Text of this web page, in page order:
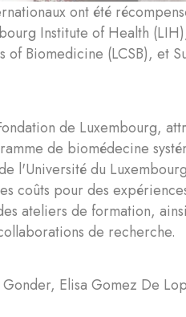
ont été
Institute of Health
Biomedicine (LCSB), et
de Luxembourg,
de biomédecine
l'Université du
coûts pour des
ateliers de formation,
de recherche.
Elisa Gomez De